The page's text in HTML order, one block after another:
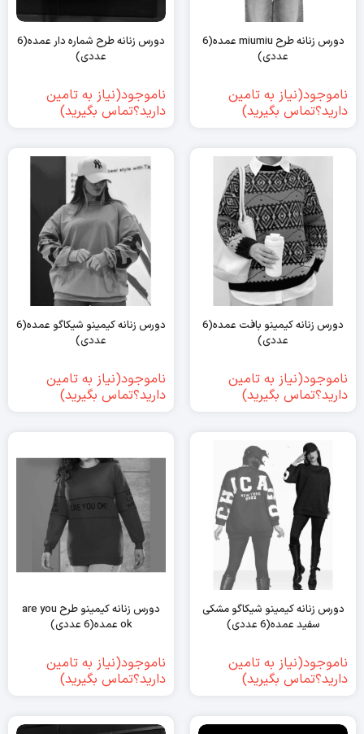
دورس زنانه طرح miumiu عمده(6
عددی)
ناموجود(نیاز به تامین
دارید؟تماس بگیرید)
دورس زنانه طرح شماره دار عمده(6
عددی)
ناموجود(نیاز به تامین
دارید؟تماس بگیرید)
دورس زنانه کیمینو بافت عمده(6
عددی)
ناموجود(نیاز به تامین
دارید؟تماس بگیرید)
دورس زنانه کیمینو شیکاگو عمده(6
عددی)
ناموجود(نیاز به تامین
دارید؟تماس بگیرید)
دورس زنانه کیمینو شیکاگو مشکی
سفید عمده(6 عددی)
ناموجود(نیاز به تامین
دارید؟تماس بگیرید)
دورس زنانه کیمینو طرح are you
ok عمده(6 عددی)
ناموجود(نیاز به تامین
دارید؟تماس بگیرید)